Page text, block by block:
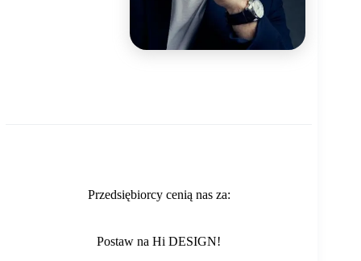
Przedsiębiorcy cenią nas za:
Postaw na Hi DESIGN!